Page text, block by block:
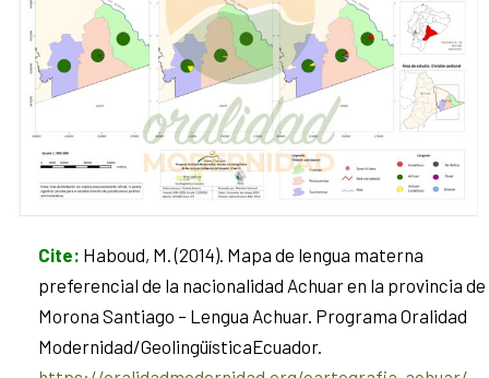
Cite: Haboud, M. (2014). Mapa de lengua materna
preferencial de la nacionalidad Achuar en la provincia de
Morona Santiago – Lengua Achuar. Programa Oralidad
Modernidad/GeolingüísticaEcuador.